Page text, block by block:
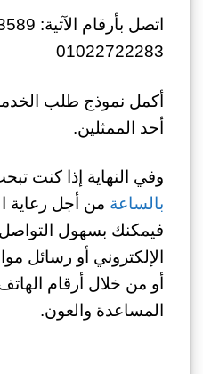
01022722283
أكمل نموذج طلب
أحد الممثلين.
وفي النهاية إذا كنت
بالساعة من أجل رعاية
فيمكنك بسهول
الإلكتروني أو رسائل
أو من خلال أرقام
المساعدة والعون.